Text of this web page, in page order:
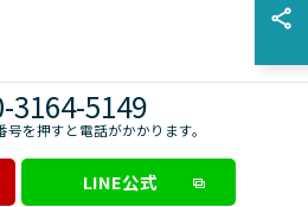
3164-5149
を押すと電話がかかります。
LINE公式